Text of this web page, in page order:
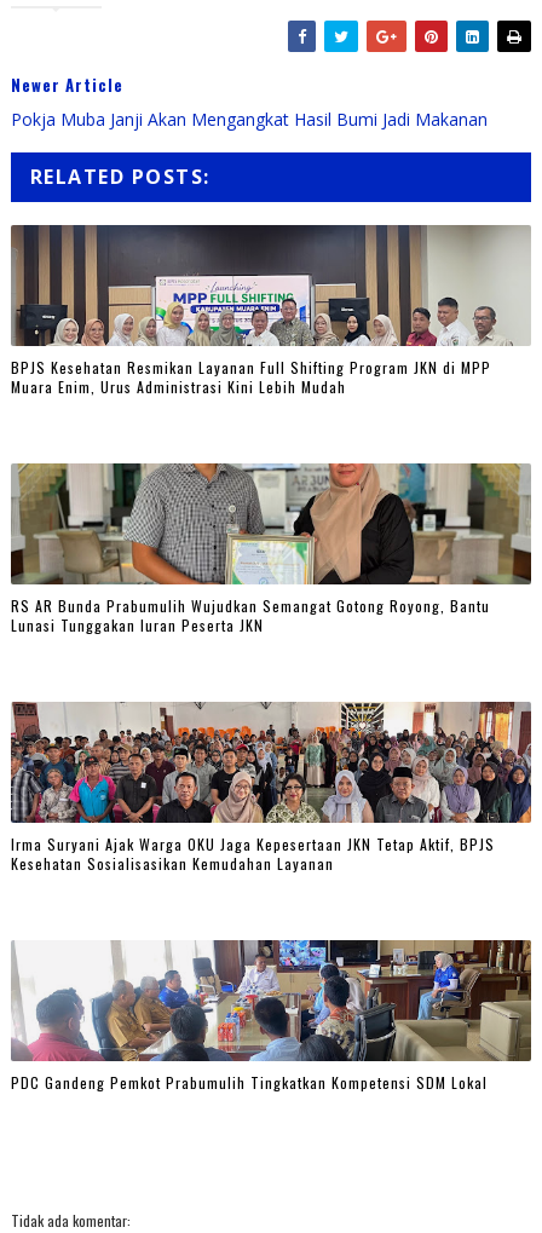
Newer Article
Pokja Muba Janji Akan Mengangkat Hasil Bumi Jadi Makanan
RELATED POSTS:
BPJS Kesehatan Resmikan Layanan Full Shifting Program JKN di MPP
Muara Enim, Urus Administrasi Kini Lebih Mudah
RS AR Bunda Prabumulih Wujudkan Semangat Gotong Royong, Bantu
Lunasi Tunggakan Iuran Peserta JKN
Irma Suryani Ajak Warga OKU Jaga Kepesertaan JKN Tetap Aktif, BPJS
Kesehatan Sosialisasikan Kemudahan Layanan
PDC Gandeng Pemkot Prabumulih Tingkatkan Kompetensi SDM Lokal
Tidak ada komentar: